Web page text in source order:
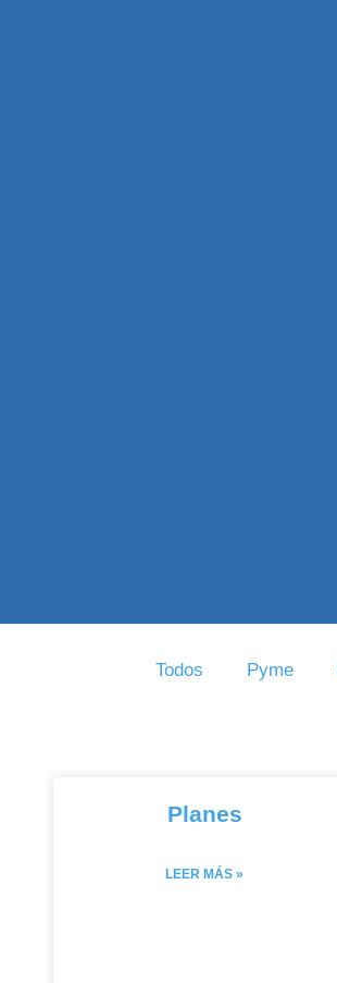
Todos Pyme
Planes
LEER MÁS »